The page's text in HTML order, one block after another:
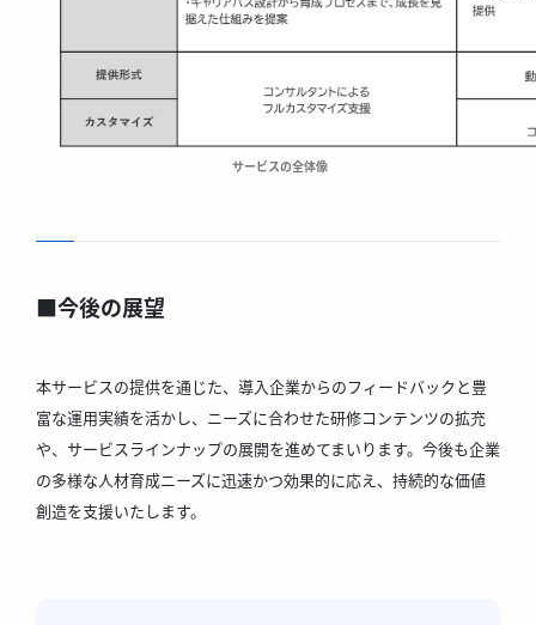
サービスの全体像
■今後の展望
本サービスの提供を通じた、導入企業からのフィードバックと豊
富な運用実績を活かし、ニーズに合わせた研修コンテンツの拡充
や、サービスラインナップの展開を進めてまいります。今後も企業
の多様な人材育成ニーズに迅速かつ効果的に応え、持続的な価値
創造を支援いたします。